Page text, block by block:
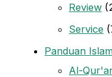
Review
Service
Panduan
Al-